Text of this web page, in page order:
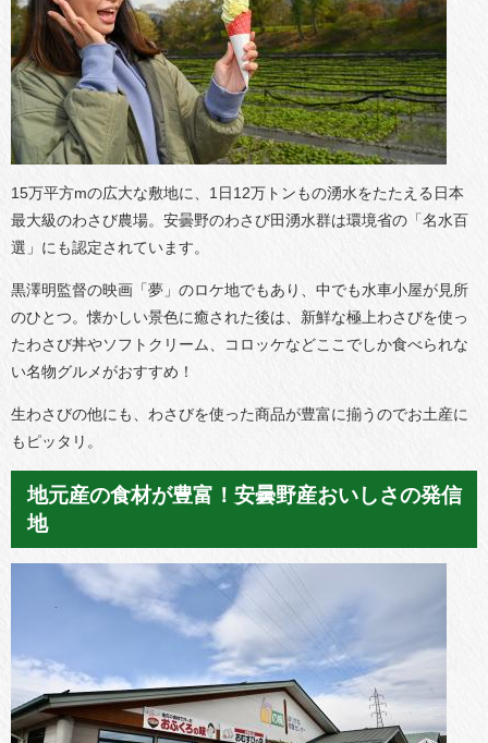
15万平方mの広大な敷地に、1日12万トンもの湧水をたたえる日本
最大級のわさび農場。安曇野のわさび田湧水群は環境省の「名水百
選」にも認定されています。
黒澤明監督の映画「夢」のロケ地でもあり、中でも水車小屋が見所
のひとつ。懐かしい景色に癒された後は、新鮮な極上わさびを使っ
たわさび丼やソフトクリーム、コロッケなどここでしか食べられな
い名物グルメがおすすめ！
生わさびの他にも、わさびを使った商品が豊富に揃うのでお土産に
もピッタリ。
地元産の食材が豊富！安曇野産おいしさの発信
地